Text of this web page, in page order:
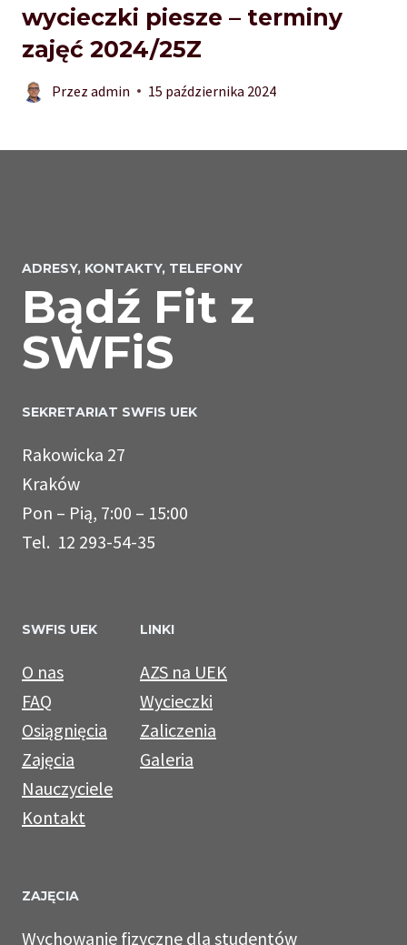
wycieczki piesze – terminy
zajęć 2024/25Z
Przez admin 15 października 2024
ADRESY, KONTAKTY, TELEFONY
Bądź Fit z
SWFiS
SEKRETARIAT SWFIS UEK
Rakowicka 27
Kraków
Pon – Pią, 7:00 – 15:00
Tel. 12 293-54-35
SWFIS UEK
O nas
FAQ
Osiągnięcia
Zajęcia
Nauczyciele
Kontakt
LINKI
AZS na UEK
Wycieczki
Zaliczenia
Galeria
ZAJĘCIA
Wychowanie fizyczne dla studentów